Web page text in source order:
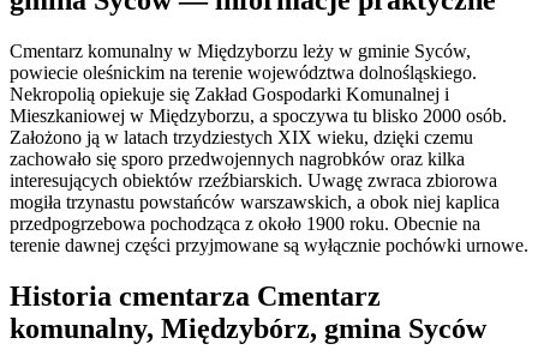
Cmentarz komunalny w Międzyborzu leży w gminie Syców,
powiecie oleśnickim na terenie województwa dolnośląskiego.
Nekropolią opiekuje się Zakład Gospodarki Komunalnej i
Mieszkaniowej w Międzyborzu, a spoczywa tu blisko 2000 osób.
Założono ją w latach trzydziestych XIX wieku, dzięki czemu
zachowało się sporo przedwojennych nagrobków oraz kilka
interesujących obiektów rzeźbiarskich. Uwagę zwraca zbiorowa
mogiła trzynastu powstańców warszawskich, a obok niej kaplica
przedpogrzebowa pochodząca z około 1900 roku. Obecnie na
terenie dawnej części przyjmowane są wyłącznie pochówki urnowe.
Historia cmentarza Cmentarz
komunalny, Międzybórz, gmina Syców